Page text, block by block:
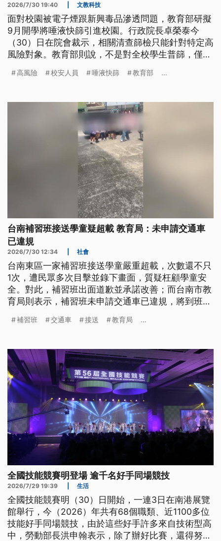
2026/7/30 19:40 文教科技
面對校園被電子煙跟新興毒品滲透問題，教育部研擬
9月開學將唾液快篩引進校園。行政院長卓榮泰今
（30）日在院會裁示，相關清查篩檢只能針對特定高
風險對象。教育部則說，不是對全校學生普篩，僅限
定人員；政委季連成表示，未來每校將新增2到3位新
高風險 校安人員 唾液快篩 教育部 ...
台南補習班接送學童疑超載 教育局：未申請交通車
已違規
2026/7/30 12:34 社會
台南東區一家補習班接送學童嚴重超載，次數還不只
1次，遭民眾多次目擊並錄下畫面，質疑枉顧學童安
全。對此，補習班出面道歉並承諾改善；而台南市教
育局則表示，補習班未申請交通車已違規，將到班稽
靠及載送學生情形。
補習班 交通車 接送 教育局 ...
全國技能競賽明登場 逾千名好手同場競技
2026/7/29 19:39 生活
全國技能競賽明（30）日開始，一連3日在南港展覽
館舉行，今（2026）年共有68個職類、近1100多位
技能好手同場競技，由於這些好手許多來自技術型高
中，勞動部長洪申翰表示，除了辦好比賽，還得努力